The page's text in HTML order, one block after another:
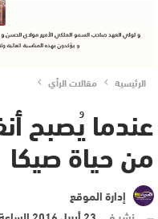
الرئيسية مقالات الرأي
عندما يُصبح
من حياة صيكا
إدارة الموقع